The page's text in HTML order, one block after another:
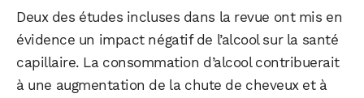
Deux des études incluses dans la revue ont mis en
évidence un impact négatif de l’alcool sur la santé
capillaire. La consommation d’alcool contribuerait
à une augmentation de la chute de cheveux et à